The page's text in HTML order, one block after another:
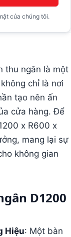
của chúng tôi.
thu ngân là một
chỉ là nơi
tạo nên ấn
cửa hàng. Để
x R600 x
mang lại sự
không gian
D1200
Hiệu: Một bàn